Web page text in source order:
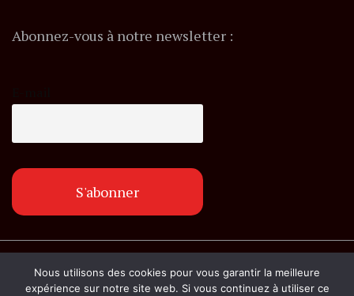
Abonnez-vous à notre newsletter :
© Copyright lemagazineinfo.fr. Tous droits
réservés.
Nous utilisons des cookies pour vous garantir la meilleure
expérience sur notre site web. Si vous continuez à utiliser ce